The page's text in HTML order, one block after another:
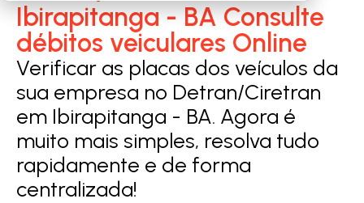
Ibirapitanga - BA Consulte
débitos veiculares Online
Verificar as placas dos veículos da
sua empresa no Detran/Ciretran
em Ibirapitanga - BA. Agora é
muito mais simples, resolva tudo
rapidamente e de forma
centralizada!